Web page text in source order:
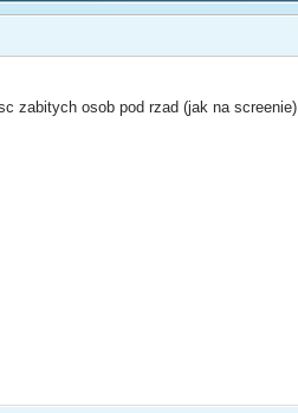
zabitych osob pod rzad (jak na screenie)